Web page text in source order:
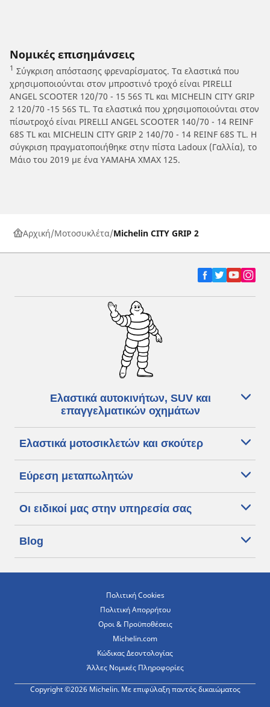
Νομικές επισημάνσεις
1 Σύγκριση απόστασης φρεναρίσματος. Τα ελαστικά που
χρησιμοποιούνται στον μπροστινό τροχό είναι PIRELLI
ANGEL SCOOTER 120/70 - 15 56S TL και MICHELIN CITY GRIP
2 120/70 -15 56S TL. Τα ελαστικά που χρησιμοποιούνται στον
πίσωτροχό είναι PIRELLI ANGEL SCOOTER 140/70 - 14 REINF
68S TL και MICHELIN CITY GRIP 2 140/70 - 14 REINF 68S TL. Η
σύγκριση πραγματοποιήθηκε στην πίστα Ladoux (Γαλλία), το
Μάιο του 2019 με ένα YAMAHA XMAX 125.
Αρχική Μοτοσυκλέτα Michelin CITY GRIP 2
Ελαστικά αυτοκινήτων, SUV και
επαγγελματικών οχημάτων
Ελαστικά μοτοσικλετών και σκούτερ
Εύρεση μεταπωλητών
Οι ειδικοί μας στην υπηρεσία σας
Blog
Πολιτική Cookies
Πολιτική Απορρήτου
Οροι & Προϋποθέσεις
Michelin.com
Κώδικας Δεοντολογίας
Άλλες Νομικές Πληροφορίες
Copyright ©2026 Michelin. Με επιφύλαξη παντός δικαιώματος